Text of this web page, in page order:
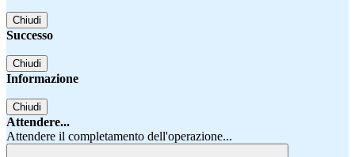
Chiudi
Successo
Chiudi
Informazione
Chiudi
Attendere...
Attendere il completamento dell'operazione...